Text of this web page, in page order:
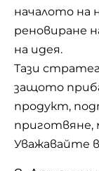
началото на
реновиране
на идея.
Тази
защото
продукт,
приготвяне,
Уважавайте